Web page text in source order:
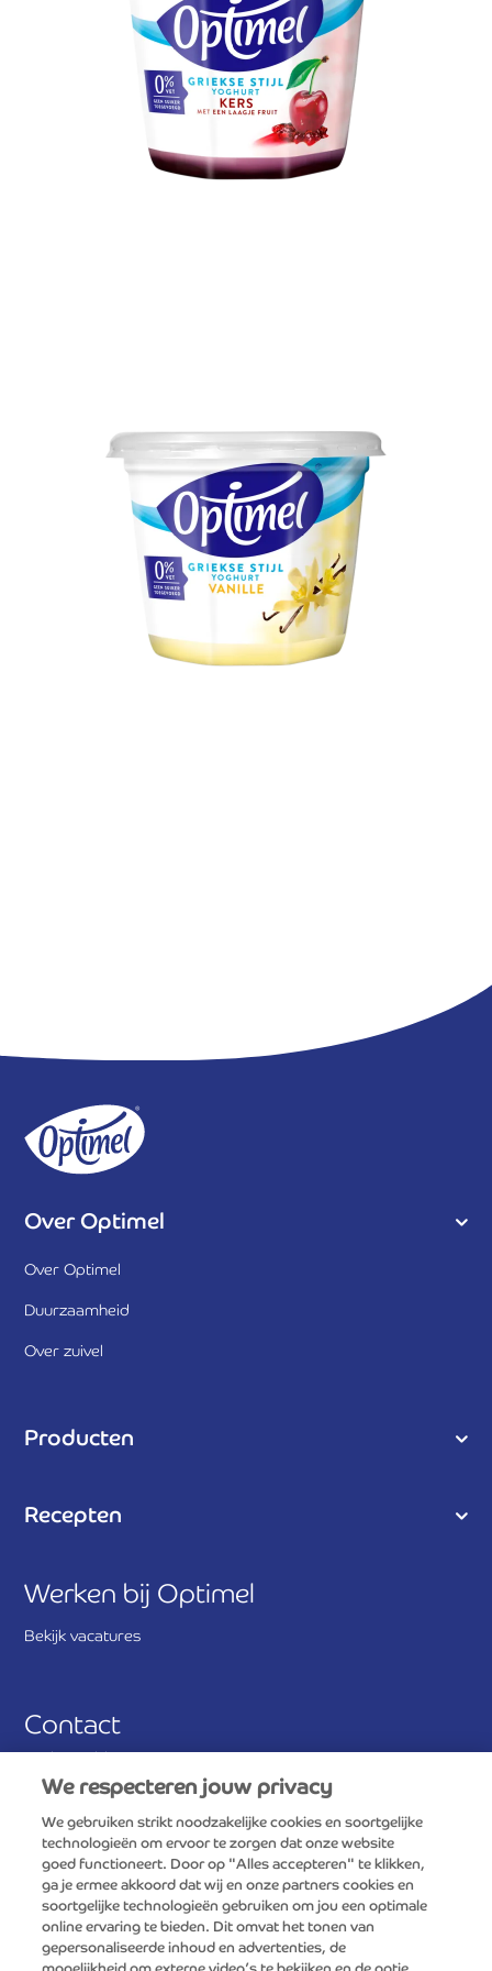
Over Optimel
Over Optimel
Duurzaamheid
Over zuivel
Producten
Recepten
Werken bij Optimel
Bekijk vacatures
Contact
Veelgestelde vragen
Antwoordnummer 390
3800 VB Amersfoort
Consumentenservice FrieslandCampina
0800-0765
We respecteren jouw privacy
We gebruiken strikt noodzakelijke cookies en soortgelijke
technologieën om ervoor te zorgen dat onze website
goed functioneert. Door op "Alles accepteren" te klikken,
ga je ermee akkoord dat wij en onze partners cookies en
soortgelijke technologieën gebruiken om jou een optimale
online ervaring te bieden. Dit omvat het tonen van
gepersonaliseerde inhoud en advertenties, de